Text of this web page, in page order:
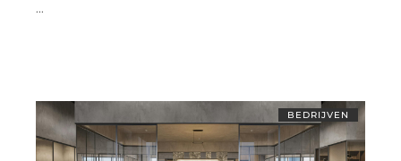
...
BEDRIJVEN